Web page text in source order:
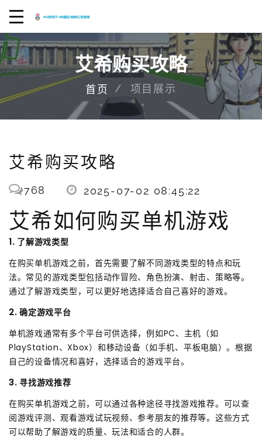
艾希购买攻略
首页 项目展示
艾希购买攻略
768 2025-07-02 08:45:22
艾希如何购买单机游戏
1. 了解游戏类型
在购买单机游戏之前，首先需要了解不同游戏类型的特点和玩
法。常见的游戏类型包括动作冒险、角色扮演、射击、策略等。
通过了解游戏类型，可以更好地选择适合自己喜好的游戏。
2. 确定游戏平台
单机游戏通常有多个平台可供选择，例如PC、主机（如
PlayStation、Xbox）和移动设备（如手机、平板电脑）。根据
自己的设备情况和喜好，选择适合的游戏平台。
3. 寻找游戏推荐
在购买单机游戏之前，可以通过各种途径寻找游戏推荐。可以查
阅游戏评测、观看游戏试玩视频、参考朋友的推荐等。这些方式
可以帮助了解游戏的质量、玩法和适合的人群。